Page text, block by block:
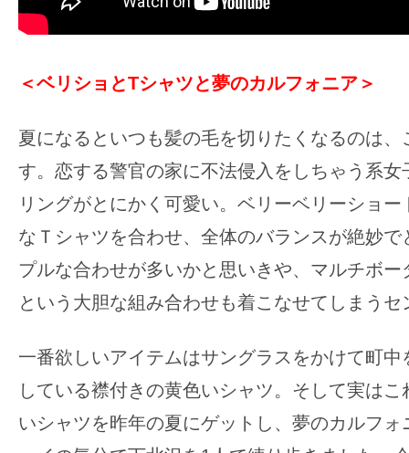
＜ベリショとTシャツと夢のカルフォニア＞
夏になるといつも髪の毛を切りたくなるのは、
す。 恋する警官の家に不法侵入をしちゃう系女
リングがとにかく可愛い。ベリーベリーショ
なＴシャツを合わせ、全体のバランスが絶妙
プルな合わせが多いかと思いきや、マルチボ
という大胆な組み合わせも着こなせてしまうセ
一番欲しいアイテムはサングラスをかけて町
している襟付きの黄色いシャツ。そして実は
いシャツを昨年の夏にゲットし、夢のカルフ